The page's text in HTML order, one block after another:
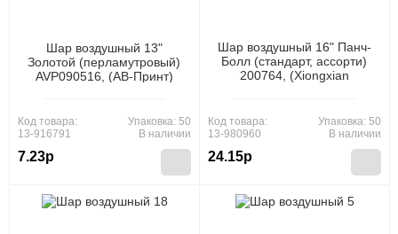
Шар воздушный 13"
Золотой (перламутровый)
AVР090516, (АВ-Принт)
Код товара:
13-916791
7.23р
Упаковка: 50
В наличии
Шар воздушный 16" Панч-
Болл (стандарт, ассорти)
200764, (Xiongxian
Код товара:
13-980960
24.15р
Упаковка: 50
В наличии